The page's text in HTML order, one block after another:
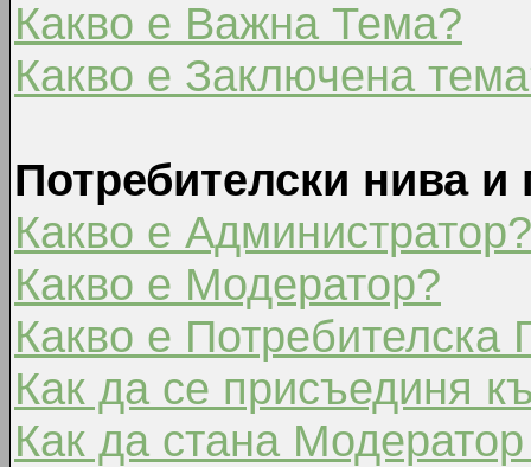
Какво е Важна Тема?
Какво е Заключена
Потребителски нива и
Какво е Администратор?
Какво е Модератор?
Какво е Потребителска
Как да се присъединя
Как да стана